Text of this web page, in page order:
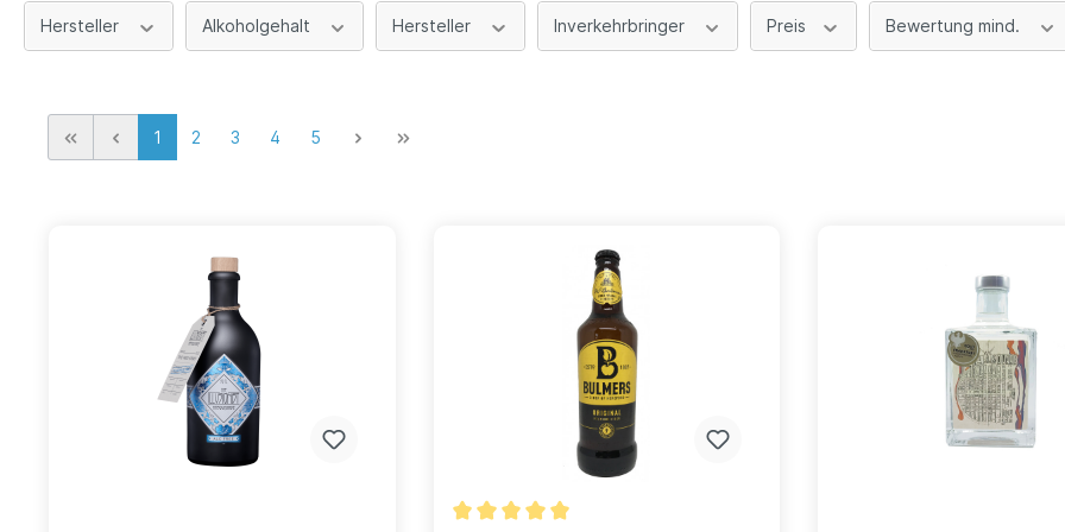
Hersteller Alkoholgehalt Hersteller Inverkehrbringer Preis Bewertung mind.
1 2 3 4 5